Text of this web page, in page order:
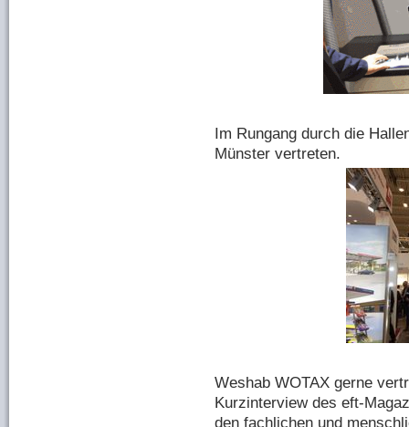
Im Rungang durch die
Münster vertreten.
Weshab WOTAX gerne
Kurzinterview des eft-
den fachlichen und